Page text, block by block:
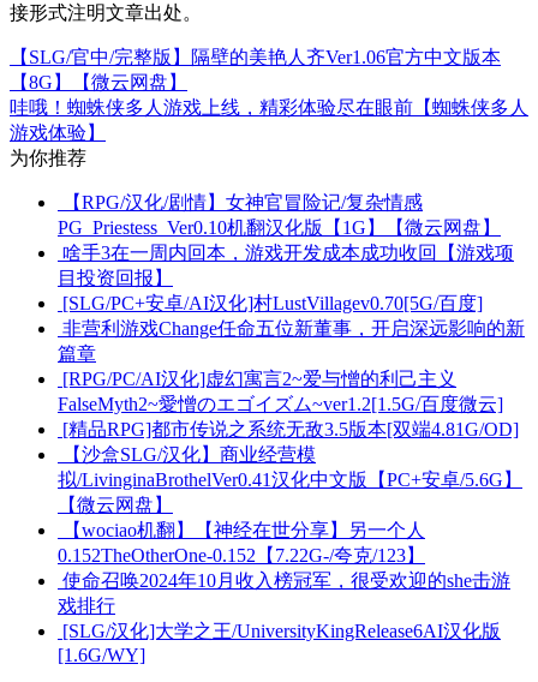
接形式注明文章出处。
【SLG/官中/完整版】隔壁的美艳人齐Ver1.06官方中文版本
【8G】【微云网盘】
哇哦！蜘蛛侠多人游戏上线，精彩体验尽在眼前【蜘蛛侠多人
游戏体验】
为你推荐
【RPG/汉化/剧情】女神官冒险记/复杂情感
PG_Priestess_Ver0.10机翻汉化版【1G】【微云网盘】
啥手3在一周内回本，游戏开发成本成功收回【游戏项
目投资回报】
[SLG/PC+安卓/AI汉化]村LustVillagev0.70[5G/百度]
非营利游戏Change任命五位新董事，开启深远影响的新
篇章
[RPG/PC/AI汉化]虚幻寓言2~爱与憎的利己主义
FalseMyth2~愛憎のエゴイズム~ver1.2[1.5G/百度微云]
[精品RPG]都市传说之系统无敌3.5版本[双端4.81G/OD]
【沙盒SLG/汉化】商业经营模
拟/LivinginaBrothelVer0.41汉化中文版【PC+安卓/5.6G】
【微云网盘】
【wociao机翻】【神经在世分享】另一个人
0.152TheOtherOne-0.152【7.22G-/夸克/123】
使命召唤2024年10月收入榜冠军，很受欢迎的she击游
戏排行
[SLG/汉化]大学之王/UniversityKingRelease6AI汉化版
[1.6G/WY]